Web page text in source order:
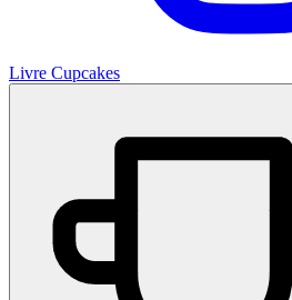
Livre Cupcakes